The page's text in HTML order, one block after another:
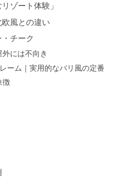
ゾート体験」
風との違い
チーク
には不向き
ーム｜実用的なバリ風の定番
徴